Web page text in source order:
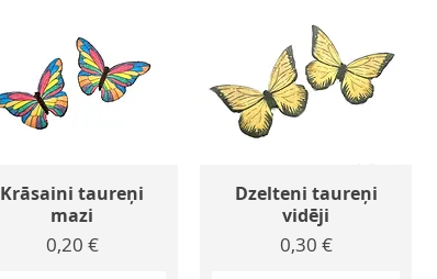
Krāsaini taureņi
mazi
Cena
0,20 €
Dzelteni taureņi
vidēji
Cena
0,30 €